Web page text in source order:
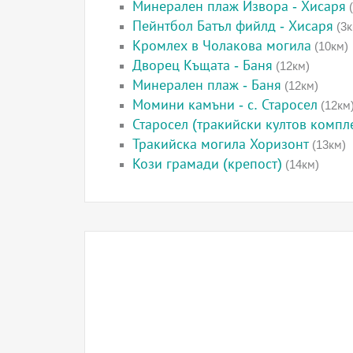
Минерален плаж Извора - Хисаря
Пейнтбол Батъл фийлд - Хисаря
Кромлех в Чолакова могила (10км)
Дворец Къщата - Баня (12км)
Минерален плаж - Баня (12км)
Момини камъни - с. Старосел (12км)
Старосел (тракийски култов
Тракийска могила Хоризонт(13км)
Кози грамади (крепост) (14км)